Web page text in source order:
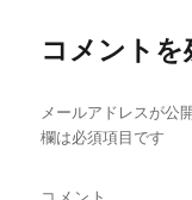
コメントを
メールアドレスが公
欄は必須項目です